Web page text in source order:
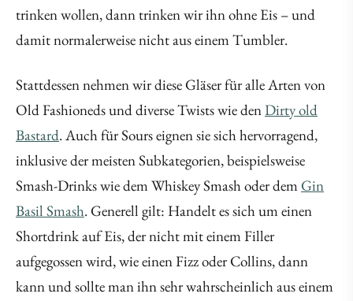
trinken wollen, dann trinken wir ihn ohne Eis – und
damit normalerweise nicht aus einem Tumbler.
Stattdessen nehmen wir diese Gläser für alle Arten von
Old Fashioneds und diverse Twists wie denDirty old
Bastard. Auch für Sours eignen sie sich hervorragend,
inklusive der meisten Subkategorien, beispielsweise
Smash-Drinks wie dem Whiskey Smash oder dem Gin
Basil Smash. Generell gilt: Handelt es sich um einen
Shortdrink auf Eis, der nicht mit einem Filler
aufgegossen wird, wie einen Fizz oder Collins, dann
kann und sollte man ihn sehr wahrscheinlich aus einem